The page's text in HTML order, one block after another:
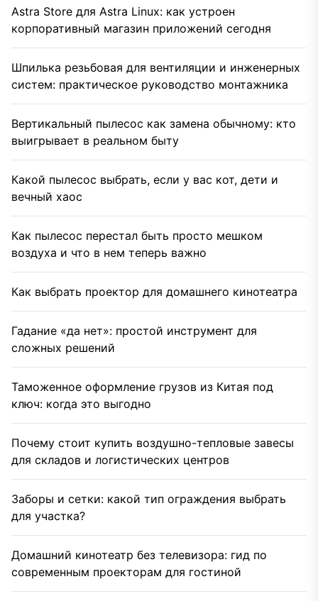
Astra Store для Astra Linux: как устроен
корпоративный магазин приложений сегодня
Шпилька резьбовая для вентиляции и инженерных
систем: практическое руководство монтажника
Вертикальный пылесос как замена обычному: кто
выигрывает в реальном быту
Какой пылесос выбрать, если у вас кот, дети и
вечный хаос
Как пылесос перестал быть просто мешком
воздуха и что в нем теперь важно
Как выбрать проектор для домашнего кинотеатра
Гадание «да нет»: простой инструмент для
сложных решений
Таможенное оформление грузов из Китая под
ключ: когда это выгодно
Почему стоит купить воздушно-тепловые завесы
для складов и логистических центров
Заборы и сетки: какой тип ограждения выбрать
для участка?
Домашний кинотеатр без телевизора: гид по
современным проекторам для гостиной